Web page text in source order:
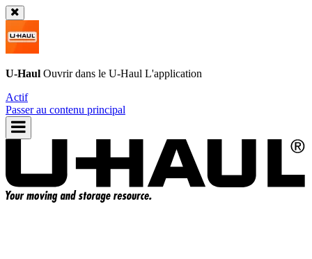
U-Haul Ouvrir dans le U-Haul L'application
Actif
Passer au contenu principal